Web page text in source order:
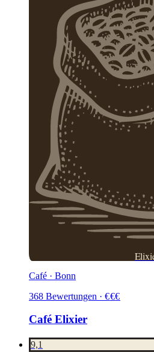
Café · Bonn
368 Bewertungen · €€€
Café Elixier
9,1